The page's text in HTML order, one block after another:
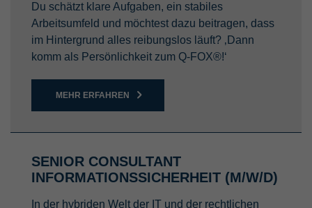
Du schätzt klare Aufgaben, ein stabiles
Arbeitsumfeld und möchtest dazu beitragen, dass
im Hintergrund alles reibungslos läuft? ‚Dann
komm als Persönlichkeit zum Q-FOX®!‘
MEHR ERFAHREN
SENIOR CONSULTANT
INFORMATIONSSICHERHEIT (M/W/D)
In der hybriden Welt der IT und der rechtlichen